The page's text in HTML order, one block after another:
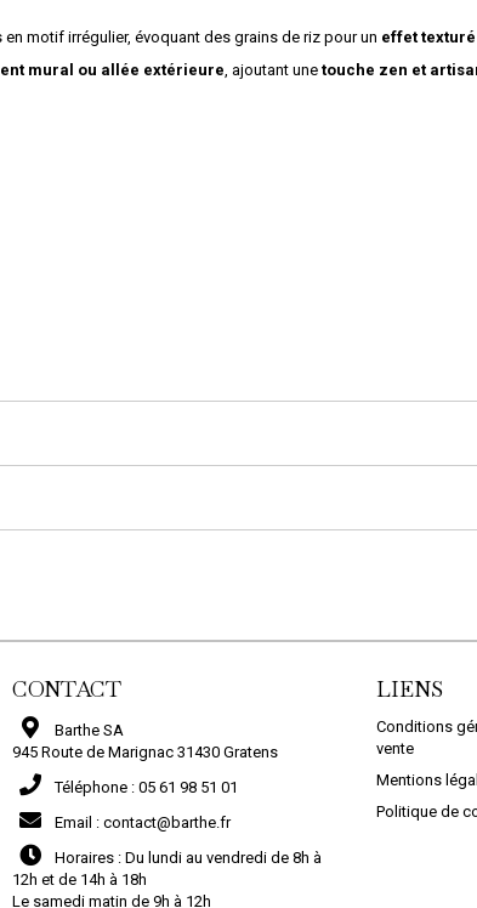
motif irrégulier, évoquant des grains de riz pour un effet
mural ou allée extérieure, ajoutant une touche zen et
EN...
la marque « Terra
»...
CONTACT
Barthe SA
945 Route de Marignac 31430 Gratens
Téléphone : 05 61 98 51 01
Email : contact@barthe.fr
Horaires : Du lundi au vendredi de 8h à
12h et de 14h à 18h
Le samedi matin de 9h à 12h
LIENS
Conditions
vente
Mentions
Politique de